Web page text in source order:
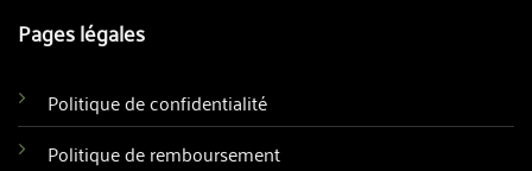
Pages légales
Politique de confidentialité
Politique de remboursement